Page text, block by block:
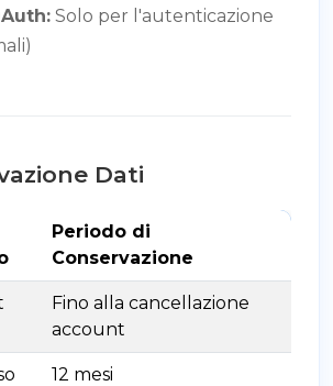
Solo per l'autenticazione
Dati
Periodo di
Conservazione
Fino alla cancellazione
account
12 mesi